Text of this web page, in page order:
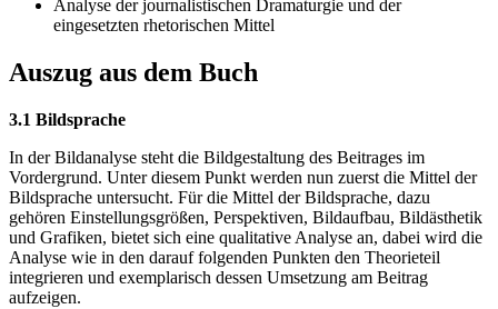
Analyse der journalistischen Dramaturgie und der
eingesetzten rhetorischen Mittel
Auszug aus dem Buch
3.1 Bildsprache
In der Bildanalyse steht die Bildgestaltung des Beitrages im
Vordergrund. Unter diesem Punkt werden nun zuerst die Mittel der
Bildsprache untersucht. Für die Mittel der Bildsprache, dazu
gehören Einstellungsgrößen, Perspektiven, Bildaufbau, Bildästhetik
und Grafiken, bietet sich eine qualitative Analyse an, dabei wird die
Analyse wie in den darauf folgenden Punkten den Theorieteil
integrieren und exemplarisch dessen Umsetzung am Beitrag
aufzeigen.